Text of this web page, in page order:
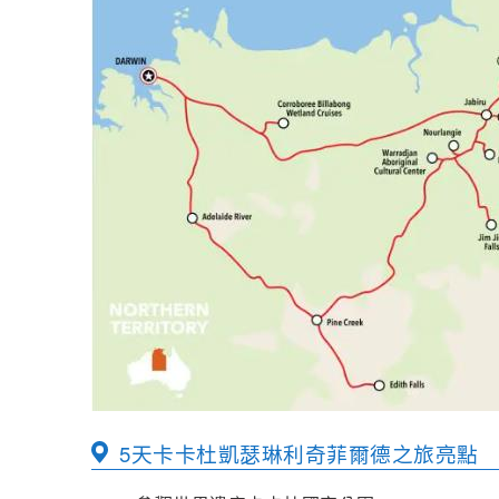
5天卡卡杜凱瑟琳利奇菲爾德之旅亮點